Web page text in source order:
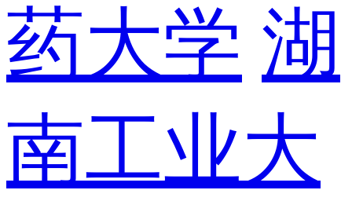
药大学 湖
南工业大